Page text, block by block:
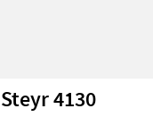
Steyr 4130